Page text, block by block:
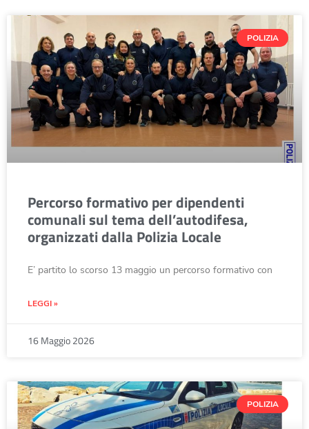
POLIZIA
Percorso formativo per dipendenti
comunali sul tema dell’autodifesa,
organizzati dalla Polizia Locale
E’ partito lo scorso 13 maggio un percorso formativo con
LEGGI »
16 Maggio 2026
POLIZIA